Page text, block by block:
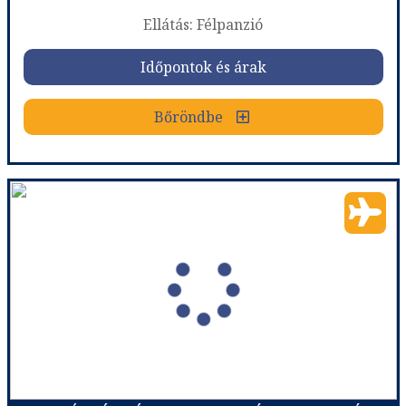
Időpontok és árak
Bőröndbe
Ellátás: Félpanzió
Időpontok és árak
Bőröndbe
NYÁRBÚCSÚZTATÓ A SORRENTÓI-FÉLSZIGETEN - KÖRUTAZÁS REPÜLŐVEL
Város: Sorrento
Utazás módja: Repülővel
Ellátás: Félpanzió
Szálláskategória:Program szerint
2 ágyas szoba